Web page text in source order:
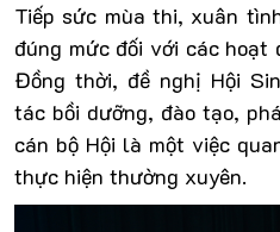
Tiếp sức mùa thi, xuân
đúng mức đối với các hoạt
Đồng thời, đề nghị Hội
tác bồi dưỡng, đào tạo,
cán bộ Hội là một việc
thực hiện thường xuyên.